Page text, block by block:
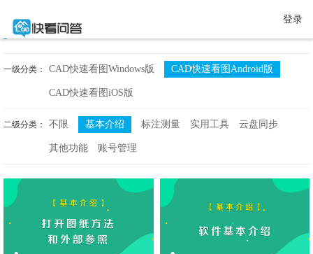
登录
全部教程
一级分类： CAD快速看图Windows版 CAD快速看图Android版
CAD快速看图iOS版
二级分类： 不限 基本介绍 标注测量 实用工具 云盘同步
其他功能 账号管理